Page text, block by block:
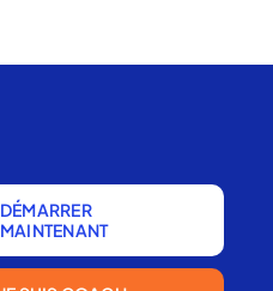
DÉMARRER
MAINTENANT